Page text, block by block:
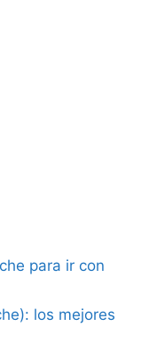
para ir con
los mejores